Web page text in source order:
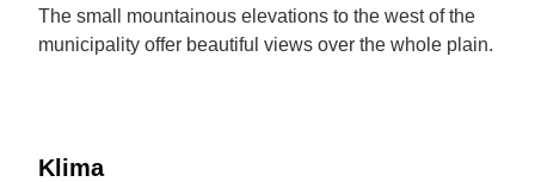
The small mountainous elevations to the west of the
municipality offer beautiful views over the whole plain.
Klima